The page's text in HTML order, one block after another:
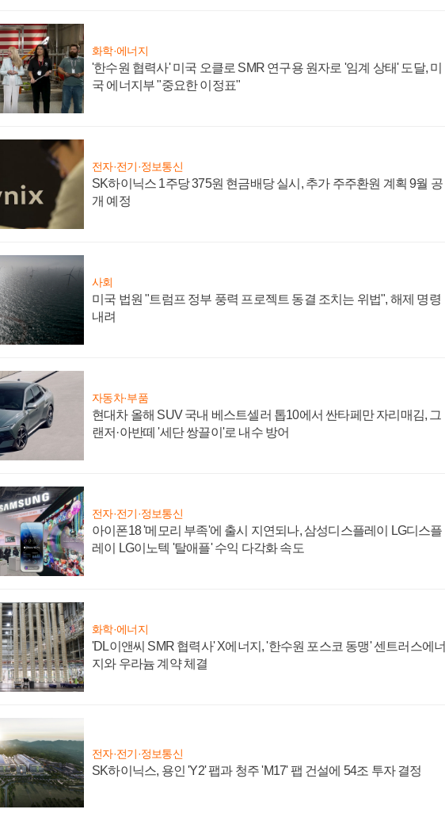
화학·에너지
'한수원 협력사' 미국 오클로 SMR 연구용 원자로 '임계 상태' 도달, 미
국 에너지부 "중요한 이정표"
전자·전기·정보통신
SK하이닉스 1주당 375원 현금배당 실시, 추가 주주환원 계획 9월 공
개 예정
사회
미국 법원 "트럼프 정부 풍력 프로젝트 동결 조치는 위법", 해제 명령
내려
자동차·부품
현대차 올해 SUV 국내 베스트셀러 톱10에서 싼타페만 자리매김, 그
랜저·아반떼 '세단 쌍끌이'로 내수 방어
전자·전기·정보통신
아이폰18 '메모리 부족'에 출시 지연되나, 삼성디스플레이 LG디스플
레이 LG이노텍 '탈애플' 수익 다각화 속도
화학·에너지
'DL이앤씨 SMR 협력사' X에너지, '한수원 포스코 동맹' 센트러스에너
지와 우라늄 계약 체결
전자·전기·정보통신
SK하이닉스, 용인 'Y2' 팹과 청주 'M17' 팹 건설에 54조 투자 결정